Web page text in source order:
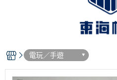
電子雞/塔麻可吉/塔麻歌子
電玩／手遊